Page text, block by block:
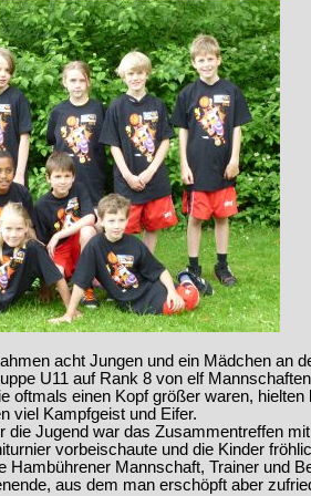
acht Jungen und ein Mädchen an
U11 auf Rank 8 von elf
oftmals einen Kopf größer waren,
viel Kampfgeist und Eifer.
die Jugend war das Zusammentreffen
vorbeischaute und die Kinder
Hambührener Mannschaft, Trainer und
aus dem man erschöpft aber